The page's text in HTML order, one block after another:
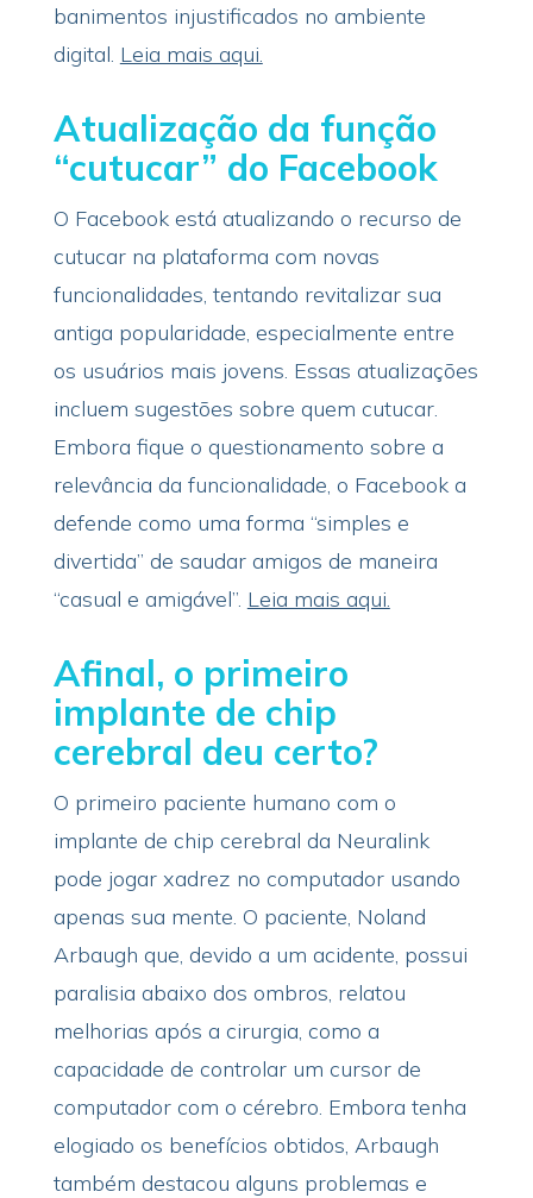
banimentos injustificados no ambiente
digital. Leia mais aqui.
Atualização da função
“cutucar” do Facebook
O Facebook está atualizando o recurso de
cutucar na plataforma com novas
funcionalidades, tentando revitalizar sua
antiga popularidade, especialmente entre
os usuários mais jovens. Essas atualizações
incluem sugestões sobre quem cutucar.
Embora fique o questionamento sobre a
relevância da funcionalidade, o Facebook a
defende como uma forma “simples e
divertida” de saudar amigos de maneira
“casual e amigável”. Leia mais aqui.
Afinal, o primeiro
implante de chip
cerebral deu certo?
O primeiro paciente humano com o
implante de chip cerebral da Neuralink
pode jogar xadrez no computador usando
apenas sua mente. O paciente, Noland
Arbaugh que, devido a um acidente, possui
paralisia abaixo dos ombros, relatou
melhorias após a cirurgia, como a
capacidade de controlar um cursor de
computador com o cérebro. Embora tenha
elogiado os benefícios obtidos, Arbaugh
também destacou alguns problemas e